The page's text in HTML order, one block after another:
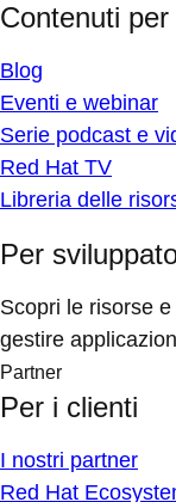
Contenuti
Blog
Eventi e webinar
Serie podcast e
Red Hat TV
Libreria delle
Per
Scopri le risorse
gestire
Partner
Per i clienti
I nostri partner
Red Hat